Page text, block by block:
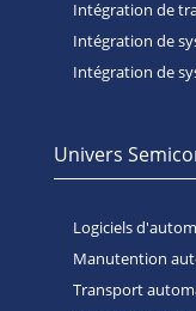
Intégration de
Intégration de
Intégration de
Univers
Logiciels
Manutention
Transport